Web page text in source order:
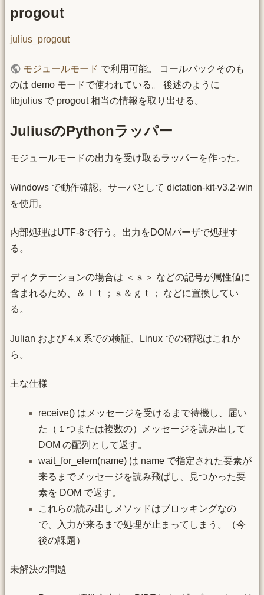
progout
julius_progout
モジュールモード で利用可能。 コールバックそのも
のは demo モードで使われている。 後述のように
libjulius で progout 相当の情報を取り出せる。
JuliusのPythonラッパー
モジュールモードの出力を受け取るラッパーを作った。
Windows で動作確認。サーバとして dictation-kit-v3.2-win
を使用。
内部処理はUTF-8で行う。出力をDOMパーザで処理す
る。
ディクテーションの場合は ＜ｓ＞ などの記号が属性値に
含まれるため、＆ｌｔ；ｓ＆ｇｔ； などに置換してい
る。
Julian および 4.x 系での検証、Linux での確認はこれか
ら。
主な仕様
receive() はメッセージを受けるまで待機し、届い
た（１つまたは複数の）メッセージを読み出して
DOM の配列として返す。
wait_for_elem(name) は name で指定された要素が
来るまでメッセージを読み飛ばし、見つかった要
素を DOM で返す。
これらの読み出しメソッドはブロッキングなの
で、入力が来るまで処理が止まってしまう。（今
後の課題）
未解決の問題